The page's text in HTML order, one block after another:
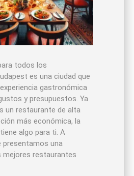
todos los
es una ciudad que
gastronómica
y presupuestos. Ya
un restaurante de alta
más económica, la
algo para ti. A
una
mejores restaurantes